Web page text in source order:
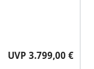
UVP 3.799,00 €